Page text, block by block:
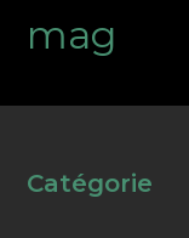
mag
Catégorie